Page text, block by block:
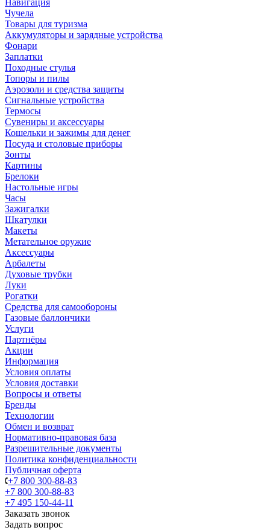
Навигация
Чучела
Товары для туризма
Аккумуляторы и зарядные устройства
Фонари
Заплатки
Походные стулья
Топоры и пилы
Аэрозоли и средства защиты
Сигнальные устройства
Термосы
Сувениры и аксессуары
Кошельки и зажимы для денег
Посуда и столовые приборы
Зонты
Картины
Брелоки
Настольные игры
Часы
Зажигалки
Шкатулки
Макеты
Метательное оружие
Аксессуары
Арбалеты
Духовые трубки
Луки
Рогатки
Средства для самообороны
Газовые баллончики
Услуги
Партнёры
Акции
Информация
Условия оплаты
Условия доставки
Вопросы и ответы
Бренды
Технологии
Обмен и возврат
Нормативно-правовая база
Разрешительные документы
Политика конфиденциальности
Публичная оферта
+7 800 300-88-83
+7 800 300-88-83
+7 495 150-44-11
Заказать звонок
Задать вопрос